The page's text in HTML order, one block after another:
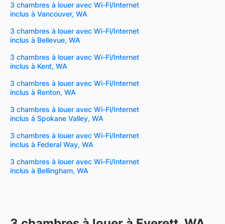
3 chambres à louer avec Wi-Fi/Internet
inclus à Vancouver, WA
3 chambres à louer avec Wi-Fi/Internet
inclus à Bellevue, WA
3 chambres à louer avec Wi-Fi/Internet
inclus à Kent, WA
3 chambres à louer avec Wi-Fi/Internet
inclus à Renton, WA
3 chambres à louer avec Wi-Fi/Internet
inclus à Spokane Valley, WA
3 chambres à louer avec Wi-Fi/Internet
inclus à Federal Way, WA
3 chambres à louer avec Wi-Fi/Internet
inclus à Bellingham, WA